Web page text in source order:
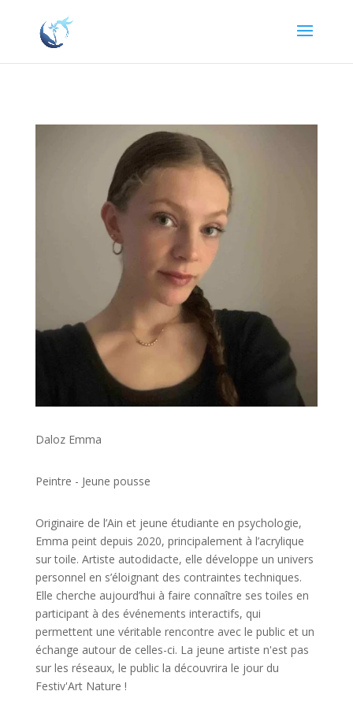
Daloz Emma
Peintre - Jeune pousse
Originaire de l’Ain et jeune étudiante en psychologie,
Emma peint depuis 2020, principalement à l’acrylique
sur toile. Artiste autodidacte, elle développe un univers
personnel en s’éloignant des contraintes techniques.
Elle cherche aujourd’hui à faire connaître ses toiles en
participant à des événements interactifs, qui
permettent une véritable rencontre avec le public et un
échange autour de celles-ci. La jeune artiste n'est pas
sur les réseaux, le public la découvrira le jour du
Festiv'Art Nature !